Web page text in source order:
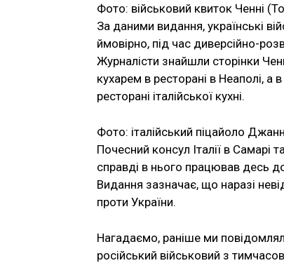
Фото: військовий квиток Ченні
За даними видання, українські
ймовірно, під час диверсійно-
Журналісти знайшли сторінки
кухарем в ресторані в Неаполі, а
ресторані італійської кухні.
Фото: італійський піцайоло
Почесний консул Італії в
справді в нього працював десь
Видання зазначає, що наразі
проти України.
Нагадаємо, раніше ми
російський військовий з